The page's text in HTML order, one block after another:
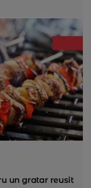
un gratar reusit